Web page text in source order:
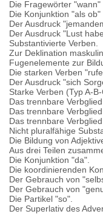
Die Fragewörter "wann"
Die Konjunktion "als ob"
Der Ausdruck
Der Ausdruck "Lust
Substantivierte Verben.
Zur Deklination
Fugenelemente zur
Die starken Verben
Der Ausdruck "sich
Starke Verben (Typ A-B-
Das trennbare Verbglied
Das trennbare Verbglied
Das trennbare
Nicht pluralfähige
Die Bildung von
Aus drei Teilen
Die Konjunktion "da".
Die koordinierenden
Der Gebrauch von
Der Gebrauch von
Die Partikel "so".
Der Superlativ des